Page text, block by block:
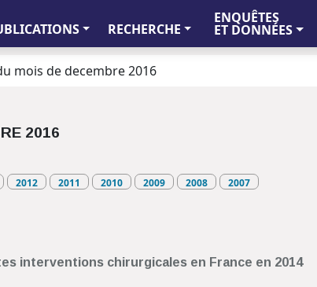
RECHERCHE
ENQUÊTES
ET DONNÉES
mois de decembre 2016
2016
2012 2011 2010 2009 2008 2007
interventions chirurgicales en France en 2014